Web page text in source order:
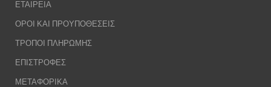
ΕΤΑΙΡΕΙΑ
ΟΡΟΙ ΚΑΙ ΠΡΟΥΠΟΘΕΣΕΙΣ
ΤΡΟΠΟΙ ΠΛΗΡΩΜΗΣ
ΕΠΙΣΤΡΟΦΕΣ
ΜΕΤΑΦΟΡΙΚΑ